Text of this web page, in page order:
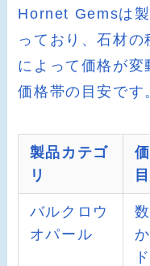
Hornet Gemsは
っており、石材
によって価格が変
価格帯の目安です
製品カテゴ
リ
バルクロウ
オパール